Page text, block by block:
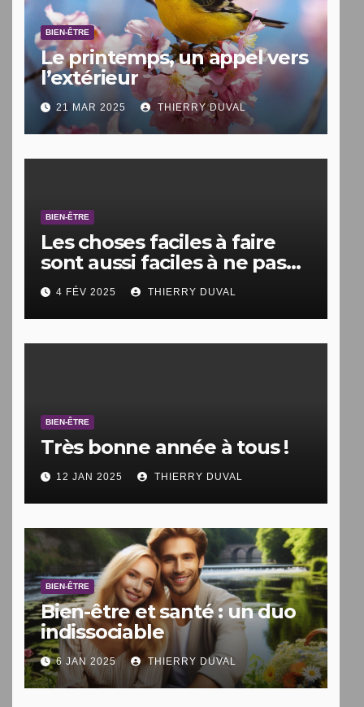
BIEN-ÊTRE
Le printemps, un appel vers
l’extérieur
21 MAR 2025 THIERRY DUVAL
BIEN-ÊTRE
Les choses faciles à faire
sont aussi faciles à ne pas
faire.
4 FÉV 2025 THIERRY DUVAL
BIEN-ÊTRE
Très bonne année à tous !
12 JAN 2025 THIERRY DUVAL
BIEN-ÊTRE
Bien-être et santé : un duo
indissociable
6 JAN 2025 THIERRY DUVAL